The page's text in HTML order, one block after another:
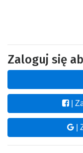
Zaloguj się
|
|